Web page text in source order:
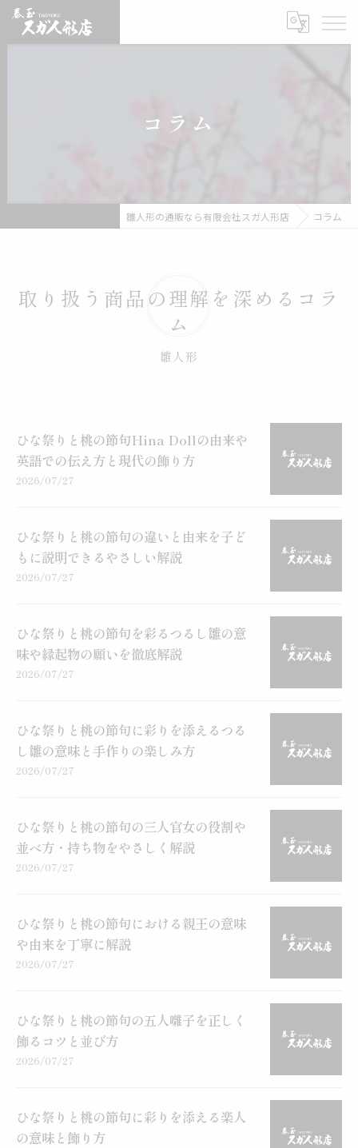
コラム
雛人形の通販なら有限会社スガ人形店 コラム
取り扱う商品の理解を深めるコラ
ム
雛人形
ひな祭りと桃の節句Hina Dollの由来や
英語での伝え方と現代の飾り方
2026/07/27
ひな祭りと桃の節句の違いと由来を子ど
もに説明できるやさしい解説
2026/07/27
ひな祭りと桃の節句を彩るつるし雛の意
味や縁起物の願いを徹底解説
2026/07/27
ひな祭りと桃の節句に彩りを添えるつる
し雛の意味と手作りの楽しみ方
2026/07/27
ひな祭りと桃の節句の三人官女の役割や
並べ方・持ち物をやさしく解説
2026/07/27
ひな祭りと桃の節句における親王の意味
や由来を丁寧に解説
2026/07/27
ひな祭りと桃の節句の五人囃子を正しく
飾るコツと並び方
2026/07/27
ひな祭りと桃の節句に彩りを添える楽人
の意味と飾り方